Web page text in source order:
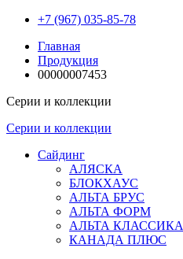
+7 (967) 035-85-78
Главная
Продукция
00000007453
Серии и коллекции
Серии и коллекции
Сайдинг
АЛЯСКА
БЛОКХАУС
АЛЬТА БРУС
АЛЬТА ФОРМ
АЛЬТА КЛАССИКА
КАНАДА ПЛЮС